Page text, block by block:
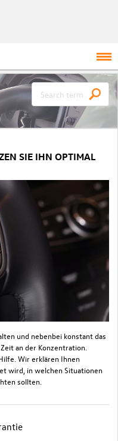
SIE IHN OPTIMAL
und nebenbei konstant das
an der Konzentration.
Wir erklären Ihnen
wird, in welchen Situationen
sollten.